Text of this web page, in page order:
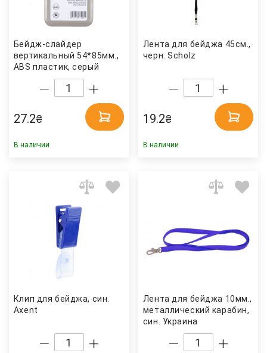
Бейдж-слайдер
вертикальный 54*85мм.,
ABS пластик, серый
27.2₴
В наличии
Лента для бейджа 45см.,
черн. Scholz
19.2₴
В наличии
Клип для бейджа, син.
Axent
Лента для бейджа 10мм.,
металлический карабин,
син. Украина